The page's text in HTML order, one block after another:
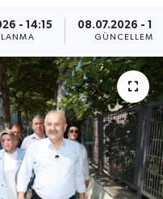
- 14:15 08.07.2026 -
GÜNCELLEME